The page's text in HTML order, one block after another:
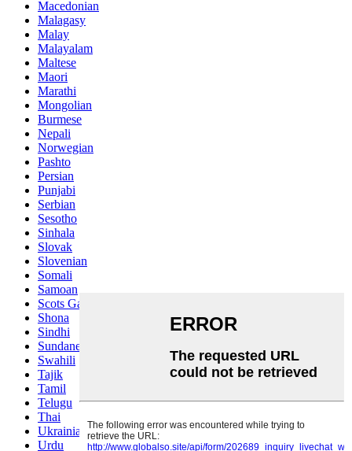
Macedonian
Malagasy
Malay
Malayalam
Maltese
Maori
Marathi
Mongolian
Burmese
Nepali
Norwegian
Pashto
Persian
Punjabi
Serbian
Sesotho
Sinhala
Slovak
Slovenian
Somali
Samoan
Scots Gaelic
Shona
Sindhi
Sundanese
Swahili
Tajik
Tamil
Telugu
Thai
Ukrainian
Urdu